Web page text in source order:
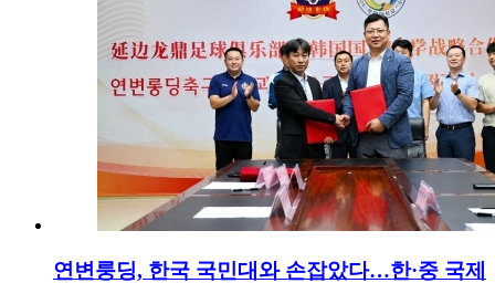
연변룽딩, 한국 국민대와 손잡았다…한·중 국제